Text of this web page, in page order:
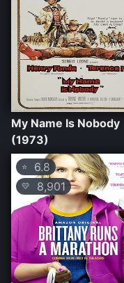
My Name Is Nobody
(1973)
⭐ 6.8
💛 8,901